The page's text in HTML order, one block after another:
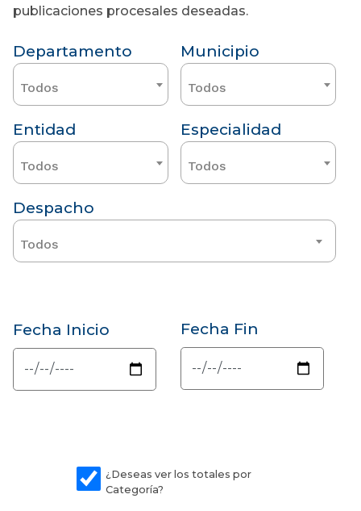
publicaciones procesales deseadas.
Departamento
Todos
Municipio
Todos
Entidad
Todos
Especialidad
Todos
Despacho
Todos
Fecha Inicio Fecha Fin
¿Deseas ver los totales por
Categoría?